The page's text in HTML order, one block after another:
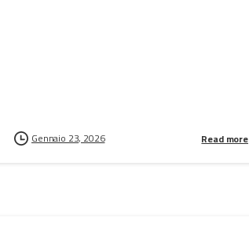
Gennaio 23, 2026 Read more